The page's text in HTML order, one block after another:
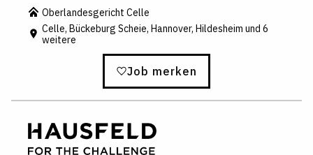
Oberlandesgericht Celle
Celle, Bückeburg Scheie, Hannover, Hildesheim und 6
weitere
Job merken